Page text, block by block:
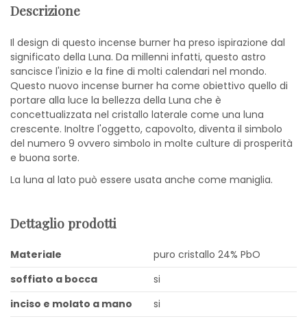
Descrizione
Il design di questo incense burner ha preso ispirazione dal
significato della Luna. Da millenni infatti, questo astro
sancisce l'inizio e la fine di molti calendari nel mondo.
Questo nuovo incense burner ha come obiettivo quello di
portare alla luce la bellezza della Luna che è
concettualizzata nel cristallo laterale come una luna
crescente. Inoltre l'oggetto, capovolto, diventa il simbolo
del numero 9 ovvero simbolo in molte culture di prosperità
e buona sorte.
La luna al lato può essere usata anche come maniglia.
Dettaglio prodotti
Materiale
puro cristallo 24% PbO
soffiato a bocca
si
inciso e molato a mano
si